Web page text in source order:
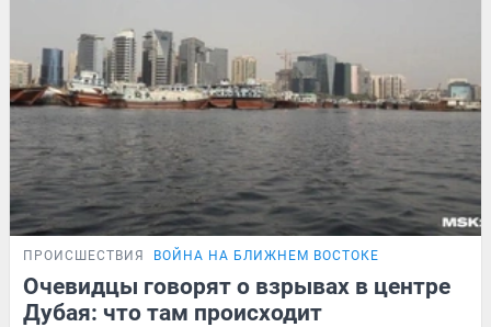
ПРОИСШЕСТВИЯ ВОЙНА НА БЛИЖНЕМ ВОСТОКЕ
Очевидцы говорят о взрывах в центре
Дубая: что там происходит